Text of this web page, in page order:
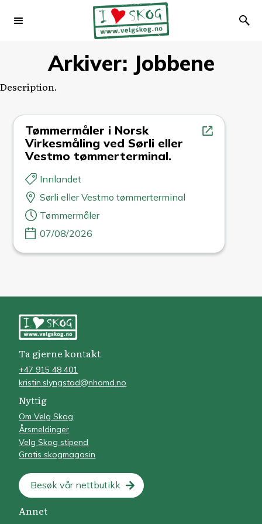
Arkiver: Jobbene
Description.
Tømmermåler i Norsk
Virkesmåling ved Sørli eller
Vestmo tømmerterminal.
Innlandet
Sørli eller Vestmo tømmerterminal
Tømmermåler
07/08/2026
Ta gjerne kontakt
+47 915 48 401
kristin.slyngstad@nhomd.no
Nyttig
Om Velg Skog
Årsmeldinger
Velg Skog stipend
Gratis skogmagasin
Besøk vår nettbutikk
Annet